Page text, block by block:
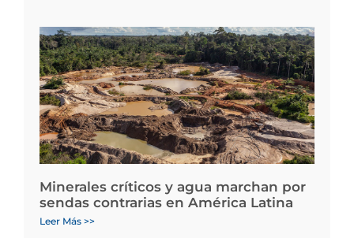
Minerales críticos y agua marchan por
sendas contrarias en América Latina
Leer Más >>